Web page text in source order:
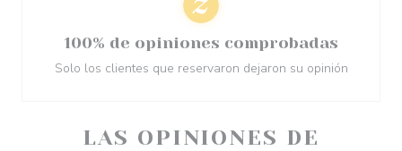
LAS OPINIONES DE
100% de opiniones comprobadas
Solo los clientes que reservaron dejaron su opinión